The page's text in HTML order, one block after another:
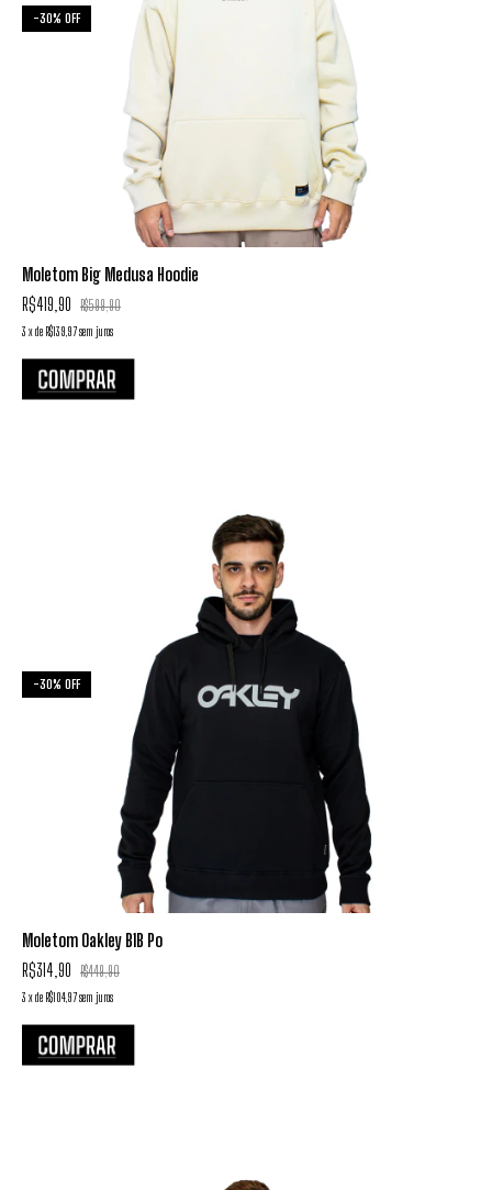
-30% OFF
Moletom Big Medusa Hoodie
R$419,90 R$599,90
3 xde R$139,97sem juros
-30% OFF
Moletom Oakley B1B Po
R$314,90 R$449,90
3 xde R$104,97sem juros